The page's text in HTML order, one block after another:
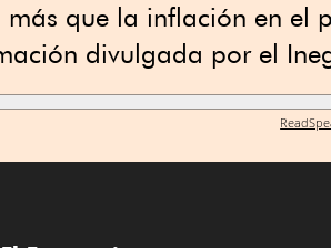
que la inflación en el
divulgada por el